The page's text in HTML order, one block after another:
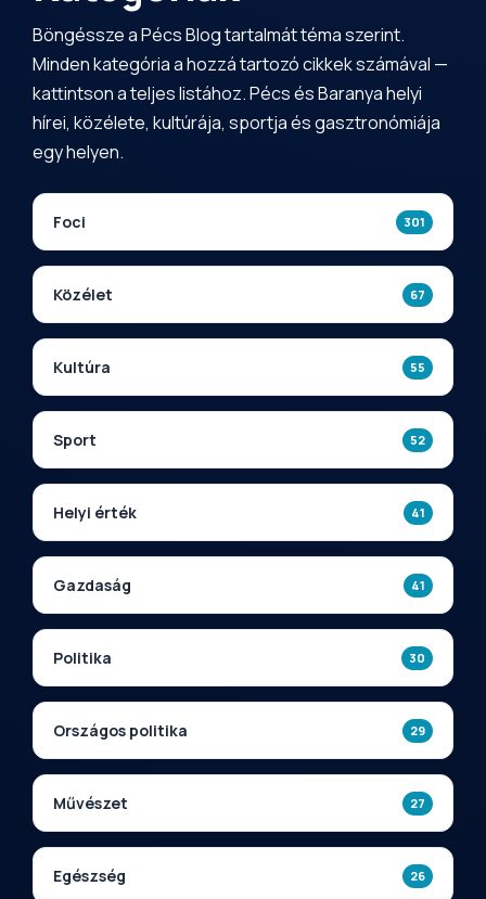
Böngéssze a Pécs Blog tartalmát téma szerint.
Minden kategória a hozzá tartozó cikkek számával —
kattintson a teljes listához. Pécs és Baranya helyi
hírei, közélete, kultúrája, sportja és gasztronómiája
egy helyen.
Foci 301
Közélet 67
Kultúra 55
Sport 52
Helyi érték 41
Gazdaság 41
Politika 30
Országos politika 29
Művészet 27
Egészség 26